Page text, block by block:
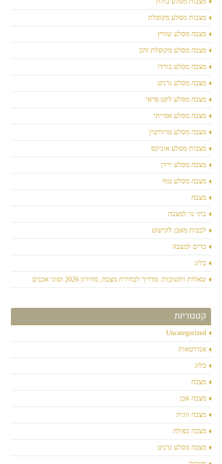
מצבות מסלע מקופלת
מצבה מסלע שוויץ
מצבה מסלע מקופלת זהב
מצבה מסלע בורדו
מצבה מסלע גרניט
מצבה מסלע לקט פראי
מצבה מסלע אסייתי
מצבה מסלע טרוורטין
מצבות מסלע אוניקס
מצבה מסלע ירדן
מצבה מסלע טוף
מצבה
בתי נר למצבה
לבבות מאבן לקישוט
כדים למצבה
בלוג
שאלות ותשובות: מדריך לבחירת מצבה, מחירון 2026 וסוגי אבנים
קטגוריות
Uncategorized
אנדרטאות
בלוג
מצבה
מצבה אבן
מצבה זוגית
מצבה כפולה
מצבה מסלע גרניט